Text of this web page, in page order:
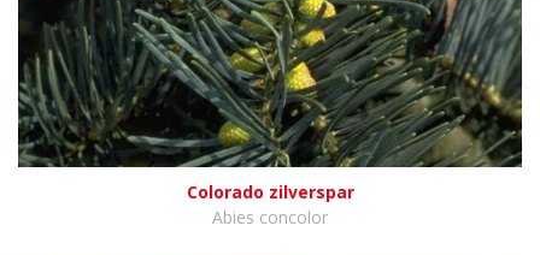
Colorado zilverspar
Abies concolor